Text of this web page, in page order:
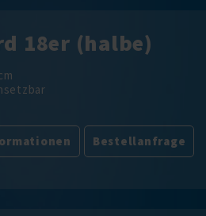
18er (halbe)
Bestellanfrage